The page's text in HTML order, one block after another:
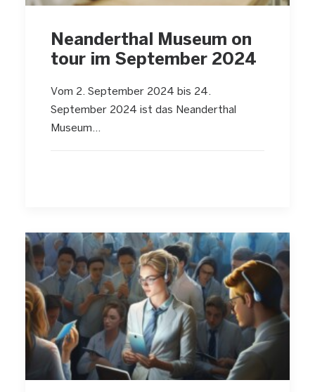
Neanderthal Museum on
tour im September 2024
Vom 2. September 2024 bis 24.
September 2024 ist das Neanderthal
Museum…